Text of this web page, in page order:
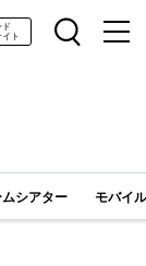
ト
シアター モバイ